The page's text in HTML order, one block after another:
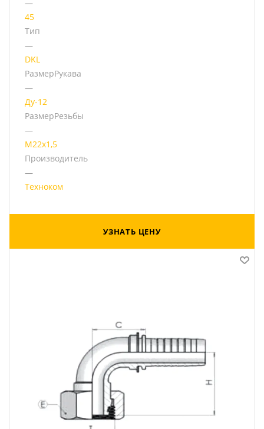
—
45
Тип
—
DKL
РазмерРукава
—
Ду-12
РазмерРезьбы
—
М22х1,5
Производитель
—
Техноком
УЗНАТЬ ЦЕНУ